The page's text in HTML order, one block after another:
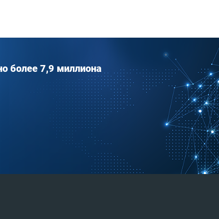
более 7,9 миллиона